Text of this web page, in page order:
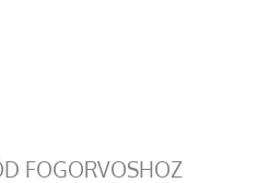
FOGORVOSHOZ